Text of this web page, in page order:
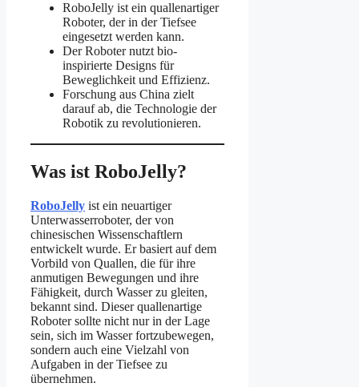
RoboJelly ist ein quallenartiger
Roboter, der in der Tiefsee
eingesetzt werden kann.
Der Roboter nutzt bio-
inspirierte Designs für
Beweglichkeit und Effizienz.
Forschung aus China zielt
darauf ab, die Technologie der
Robotik zu revolutionieren.
Was ist RoboJelly?
RoboJelly ist ein neuartiger
Unterwasserroboter, der von
chinesischen Wissenschaftlern
entwickelt wurde. Er basiert auf dem
Vorbild von Quallen, die für ihre
anmutigen Bewegungen und ihre
Fähigkeit, durch Wasser zu gleiten,
bekannt sind. Dieser quallenartige
Roboter sollte nicht nur in der Lage
sein, sich im Wasser fortzubewegen,
sondern auch eine Vielzahl von
Aufgaben in der Tiefsee zu
übernehmen.